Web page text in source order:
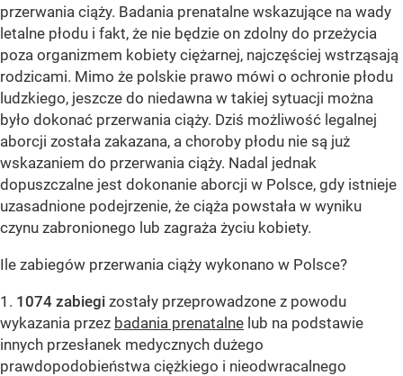
przerwania ciąży. Badania prenatalne wskazujące na wady
letalne płodu i fakt, że nie będzie on zdolny do przeżycia
poza organizmem kobiety ciężarnej, najczęściej wstrząsają
rodzicami. Mimo że polskie prawo mówi o ochronie płodu
ludzkiego, jeszcze do niedawna w takiej sytuacji można
było dokonać przerwania ciąży. Dziś możliwość legalnej
aborcji została zakazana, a choroby płodu nie są już
wskazaniem do przerwania ciąży. Nadal jednak
dopuszczalne jest dokonanie aborcji w Polsce, gdy istnieje
uzasadnione podejrzenie, że ciąża powstała w wyniku
czynu zabronionego lub zagraża życiu kobiety.
Ile zabiegów przerwania ciąży wykonano w Polsce?
1. 1074 zabiegi zostały przeprowadzone z powodu
wykazania przez badania prenatalne lub na podstawie
innych przesłanek medycznych dużego
prawdopodobieństwa ciężkiego i nieodwracalnego